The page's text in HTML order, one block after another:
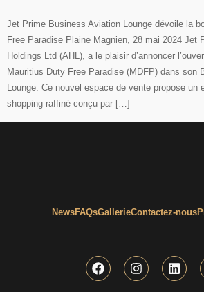
Jet Prime Business Aviation Lounge dévoile la
Free Paradise Plaine Magnien, 28 mai 2024 Jet
Holdings Ltd (AHL), a le plaisir d’annoncer
Mauritius Duty Free Paradise (MDFP) dans son
Lounge. Ce nouvel espace de vente propose un
shopping raffiné conçu par […]
NewsFAQsGallerieContactez-nous